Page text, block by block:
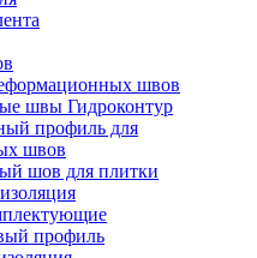
швов
швы Гидроконтур
профиль для
швов
шов для плитки
профиль